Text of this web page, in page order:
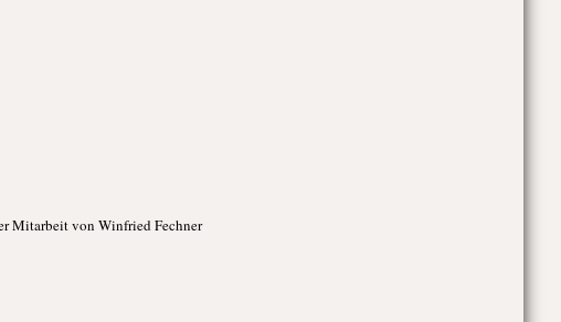
Mitarbeit von Winfried Fechner